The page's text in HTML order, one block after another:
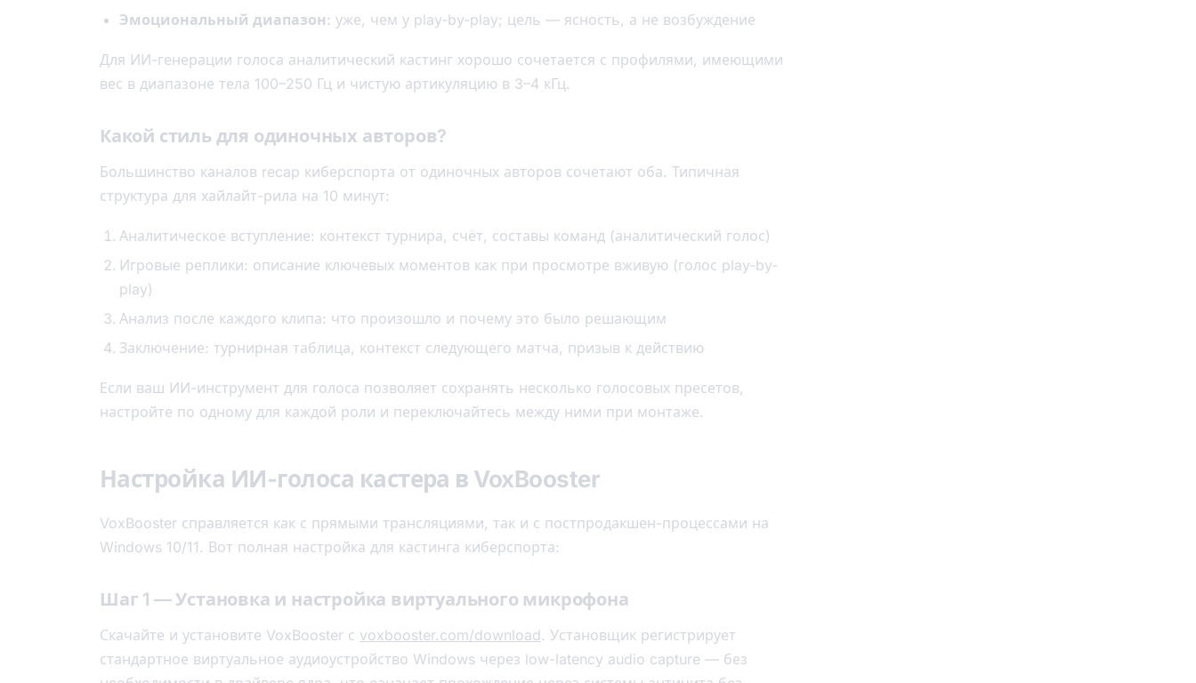
Эмоциональный диапазон: уже, чем у play-by-play; цель — ясность, а не возбуждение
Для ИИ-генерации голоса аналитический кастинг хорошо сочетается с профилями, имеющими
вес в диапазоне тела 100–250 Гц и чистую артикуляцию в 3–4 кГц.
Какой стиль для одиночных авторов?
Большинство каналов recap киберспорта от одиночных авторов сочетают оба. Типичная
структура для хайлайт-рила на 10 минут:
Аналитическое вступление: контекст турнира, счёт, составы команд (аналитический голос)
Игровые реплики: описание ключевых моментов как при просмотре вживую (голос play-by-
play)
Анализ после каждого клипа: что произошло и почему это было решающим
Заключение: турнирная таблица, контекст следующего матча, призыв к действию
Если ваш ИИ-инструмент для голоса позволяет сохранять несколько голосовых пресетов,
настройте по одному для каждой роли и переключайтесь между ними при монтаже.
Настройка ИИ-голоса кастера в VoxBooster
VoxBooster справляется как с прямыми трансляциями, так и с постпродакшен-процессами на
Windows 10/11. Вот полная настройка для кастинга киберспорта:
Шаг 1 — Установка и настройка виртуального микрофона
Скачайте и установите VoxBooster с voxbooster.com/download. Установщик регистрирует
стандартное виртуальное аудиоустройство Windows через low-latency audio capture — без